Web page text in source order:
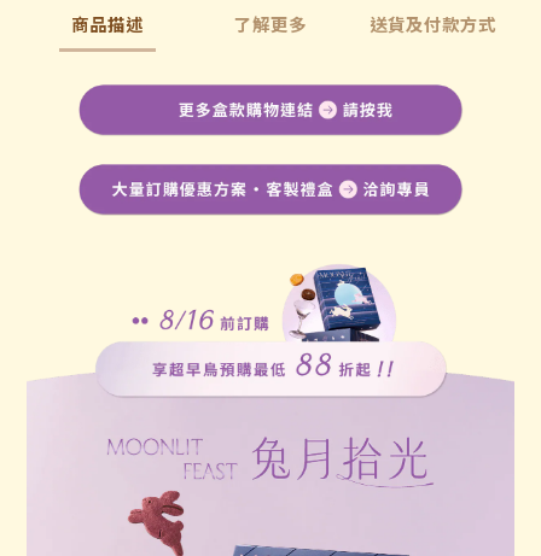
商品描述 了解更多 送貨及付款方式